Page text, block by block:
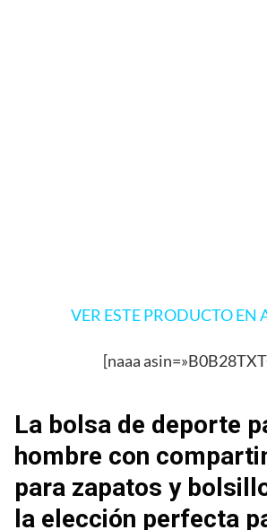
VER ESTE PRODUCTO EN
[naaa
La bolsa de deporte
hombre con
para zapatos y
la elección perfecta